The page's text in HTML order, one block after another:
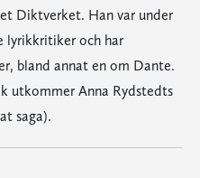
Diktverket. Han var under
lyrikkritiker och har
bland annat en om Dante.
utkommer Anna Rydstedts
saga).